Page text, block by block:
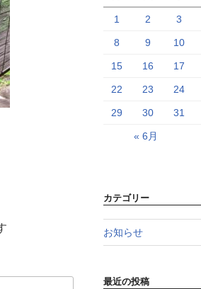
1 2 3
8 9 10
15 16 17
22 23 24
29 30 31
« 6月
カテゴリー
お知らせ
最近の投稿